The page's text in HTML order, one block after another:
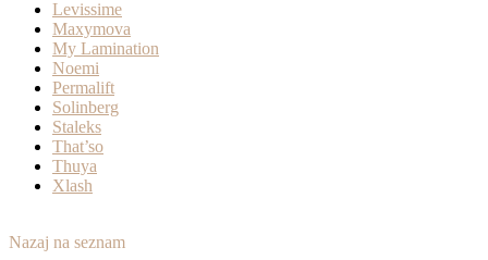
Levissime
Maxymova
My Lamination
Noemi
Permalift
Solinberg
Staleks
That’so
Thuya
Xlash
Nazaj na seznam